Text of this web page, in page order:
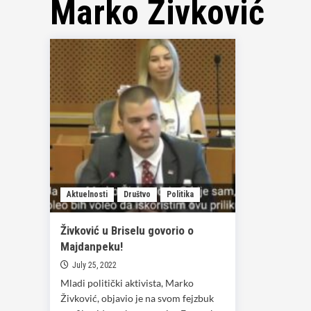
Marko Živković
Aktuelnosti Društvo Politika
Živković u Briselu govorio o
Majdanpeku!
July 25, 2022
Mladi politički aktivista, Marko
Živković, objavio je na svom fejzbuk